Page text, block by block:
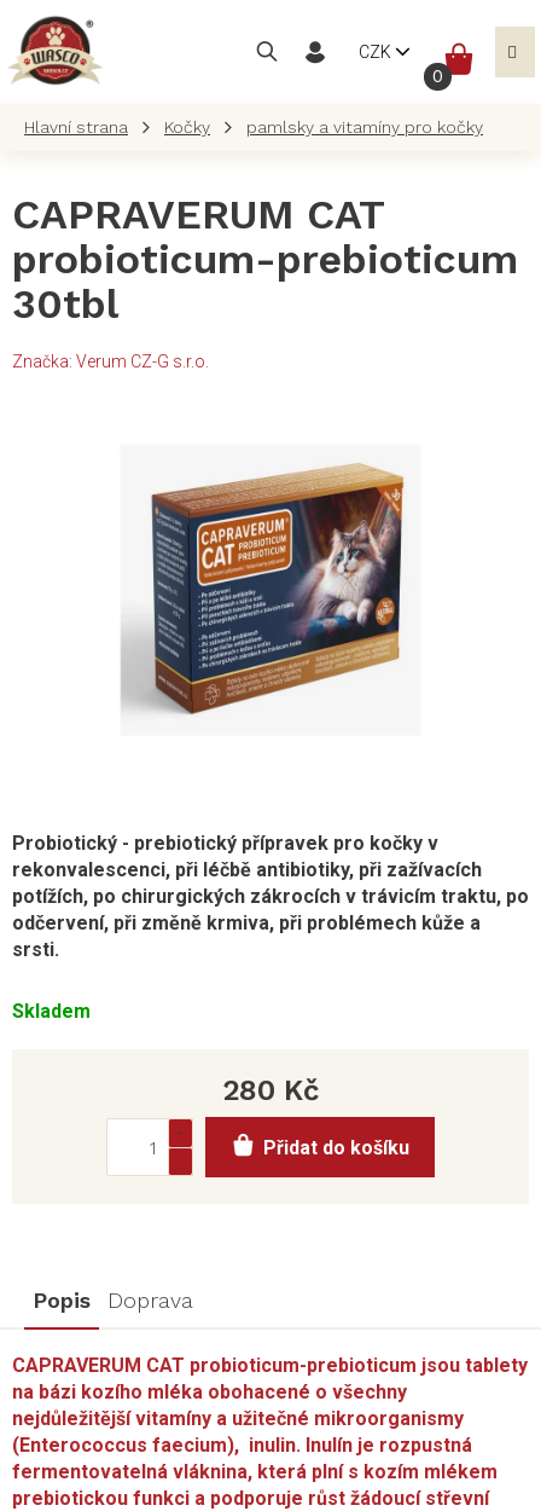
obsah
CZK
Kočky pamlsky a vitamíny pro kočky
CAPRAVERUM CAT
probioticum-prebioticum
30tbl
Značka: Verum CZ-G s.r.o.
Skladem
Probiotický - prebiotický přípravek pro kočky v
rekonvalescenci, při léčbě antibiotiky, při zažívacích
potížích, po chirurgických zákrocích v trávicím traktu, po
odčervení, při změně krmiva, při problémech kůže a
srsti.
280 Kč
cena:
Přidat do košíku
Popis Doprava
CAPRAVERUM CAT probioticum-prebioticum jsou tablety
na bázi kozího mléka obohacené o všechny
nejdůležitější vitamíny a užitečné mikroorganismy
(Enterococcus faecium), inulin. Inulín je rozpustná
fermentovatelná vláknina, která plní s kozím mlékem
prebiotickou funkci a podporuje růst žádoucí střevní